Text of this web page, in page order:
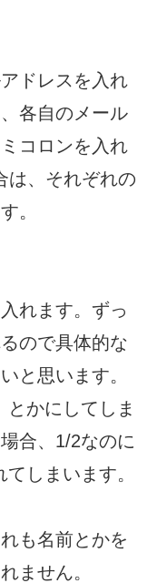
ドレスを入れ
各自のメール
コロンを入れ
は、それぞれの
。
れます。ずっ
ので具体的な
と思います。
かにしてしま
合、1/2なのに
しまいます。
も名前とかを
ません。